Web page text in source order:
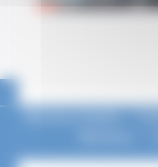
Mentions légales –